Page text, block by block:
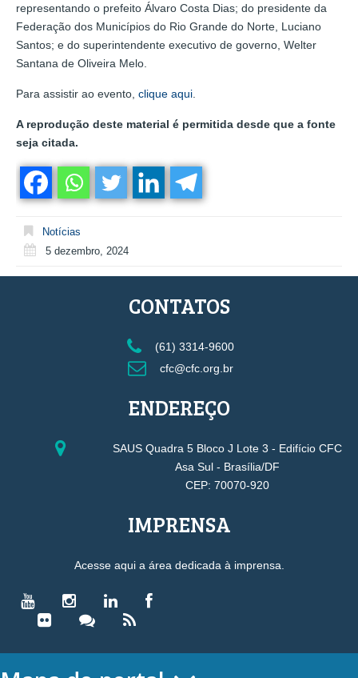
representando o prefeito Álvaro Costa Dias; do presidente da
Federação dos Municípios do Rio Grande do Norte, Luciano
Santos; e do superintendente executivo de governo, Welter
Santana de Oliveira Melo.
Para assistir ao evento, clique aqui
A reprodução deste material é permitida desde que a fonte
seja citada.
Notícias
5 dezembro, 2024
CONTATOS
(61) 3314-9600
cfc@cfc.org.br
ENDEREÇO
SAUS Quadra 5 Bloco J Lote 3 - Edifício CFC
Asa Sul - Brasília/DF
CEP: 70070-920
IMPRENSA
Acesse aqui a área dedicada à imprensa.